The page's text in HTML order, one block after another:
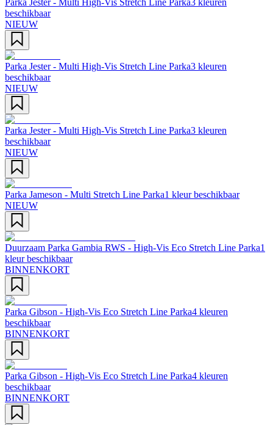
Parka Jester - Multi High-Vis Stretch Line Parka3 kleuren
beschikbaar
NIEUW
Parka Jester - Multi High-Vis Stretch Line Parka3 kleuren
beschikbaar
NIEUW
Parka Jester - Multi High-Vis Stretch Line Parka3 kleuren
beschikbaar
NIEUW
Parka Jameson - Multi Stretch Line Parka1 kleur beschikbaar
NIEUW
Duurzaam Parka Gambia RWS - High-Vis Eco Stretch Line Parka1
kleur beschikbaar
BINNENKORT
Parka Gibson - High-Vis Eco Stretch Line Parka4 kleuren
beschikbaar
BINNENKORT
Parka Gibson - High-Vis Eco Stretch Line Parka4 kleuren
beschikbaar
BINNENKORT